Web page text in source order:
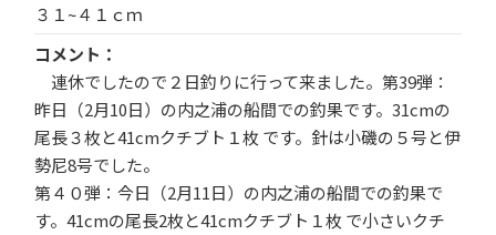
３１~４１ｃｍ
コメント
連休でしたので２日釣りに行って来ました。第39弾：
昨日（2月10日）の内之浦の船間での釣果です。31cmの
尾長３枚と41cmクチブト１枚 です。針は小磯の５号と伊
勢尼8号でした。
第４０弾：今日（2月11日）の内之浦の船間での釣果で
す。41cmの尾長2枚と41cmクチブト１枚 で小さいクチ